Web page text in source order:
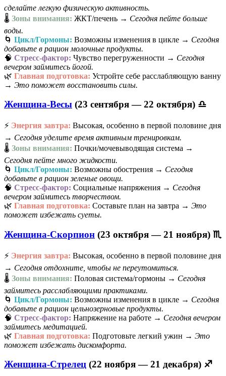
сделайте легкую физическую активность.
🌡️ Зоны внимания: ЖКТ/печень → Сегодня пейте больше
воды.
🌀 Цикл/Гормоны: Возможны изменения в цикле → Сегодня
добавьте в рацион молочные продукты.
🧠 Стресс-фактор: Чувство перегруженности → Сегодня
вечером займитесь йогой.
🌿 Главная подготовка: Устройте себе расслабляющую ванну
→ Это поможет восстановить силы.
Женщина-Весы (23 сентября — 22 октября) ♎
⚡ Энергия завтра: Высокая, особенно в первой половине дня
→ Сегодня уделите время активным тренировкам.
🌡️ Зоны внимания: Почки/мочевыводящая система →
Сегодня пейте много жидкости.
🌀 Цикл/Гормоны: Возможны обострения → Сегодня
добавьте в рацион зеленые овощи.
🧠 Стресс-фактор: Социальные напряжения → Сегодня
вечером займитесь творчеством.
🌿 Главная подготовка: Составьте план на завтра → Это
поможет избежать суеты.
Женщина-Скорпион (23 октября — 21 ноября) ♏
⚡ Энергия завтра: Высокая, особенно в первой половине дня
→ Сегодня отдохните, чтобы не переутомиться.
🌡️ Зоны внимания: Половая система/гормоны → Сегодня
займитесь расслабляющими практиками.
🌀 Цикл/Гормоны: Возможны изменения в цикле → Сегодня
добавьте в рацион цельнозерновые продукты.
🧠 Стресс-фактор: Напряжение на работе → Сегодня вечером
займитесь медитацией.
🌿 Главная подготовка: Подготовьте легкий ужин → Это
поможет избежать дискомфорта.
Женщина-Стрелец (22 ноября — 21 декабря) ♐